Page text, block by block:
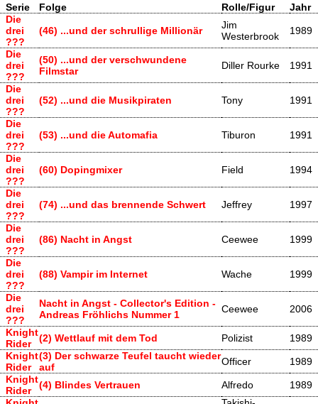
Serie Folge Rolle/Figur
Jahr
Die
drei
???
(46) ...und der schrullige Millionär
Jim
Westerbrook
1989
Die
drei
???
(50) ...und der verschwundene
Filmstar
Diller Rourke 1991
Die
drei
???
(52) ...und die Musikpiraten Tony 1991
Die
drei
???
(53) ...und die Automafia Tiburon 1991
Die
drei
???
(60) Dopingmixer Field 1994
Die
drei
???
(74) ...und das brennende Schwert Jeffrey 1997
Die
drei
???
(86) Nacht in Angst Ceewee 1999
Die
drei
???
(88) Vampir im Internet Wache 1999
Die
drei
???
Nacht in Angst - Collector's Edition -
Andreas Fröhlichs Nummer 1
Ceewee 2006
Knight
Rider
(2) Wettlauf mit dem Tod Polizist
1989
Knight
Rider
(3) Der schwarze Teufel taucht wieder
auf
Officer
1989
Knight
Rider
(4) Blindes Vertrauen Alfredo
1989